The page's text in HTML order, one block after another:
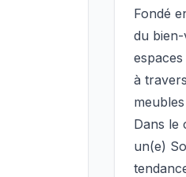
Fondé
du
à
Dans le
un(e)